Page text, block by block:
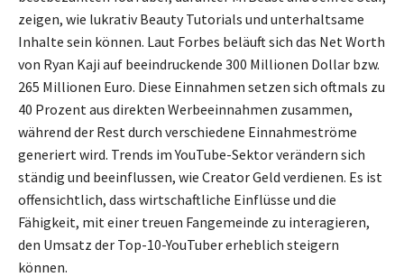
zeigen, wie lukrativ Beauty Tutorials und unterhaltsame
Inhalte sein können. Laut Forbes beläuft sich das Net Worth
von Ryan Kaji auf beeindruckende 300 Millionen Dollar bzw.
265 Millionen Euro. Diese Einnahmen setzen sich oftmals zu
40 Prozent aus direkten Werbeeinnahmen zusammen,
während der Rest durch verschiedene Einnahmeströme
generiert wird. Trends im YouTube-Sektor verändern sich
ständig und beeinflussen, wie Creator Geld verdienen. Es ist
offensichtlich, dass wirtschaftliche Einflüsse und die
Fähigkeit, mit einer treuen Fangemeinde zu interagieren,
den Umsatz der Top-10-YouTuber erheblich steigern
können.